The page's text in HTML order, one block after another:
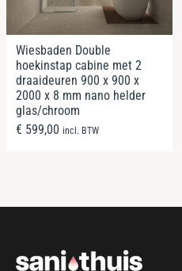
Wiesbaden Double
hoekinstap cabine met 2
draaideuren 900 x 900 x
2000 x 8 mm nano helder
glas/chroom
€ 599,00 incl. BTW